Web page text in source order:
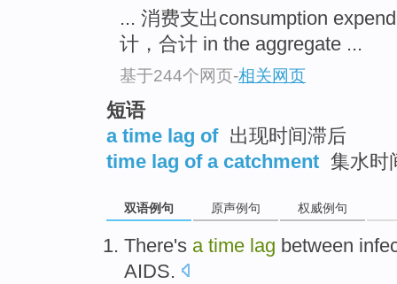
... 消费支出consumption
计，合计 in the aggregate ...
基于244个网页-相关网页
短语
a time lag of 出现时间滞后
time lag of a catchment 集水时
双语例句 原声例句 权威例句
There's a time lag between
AIDS.